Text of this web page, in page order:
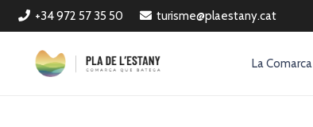
+34 972 57 35 50 turisme@plaestany.cat
La Comarca